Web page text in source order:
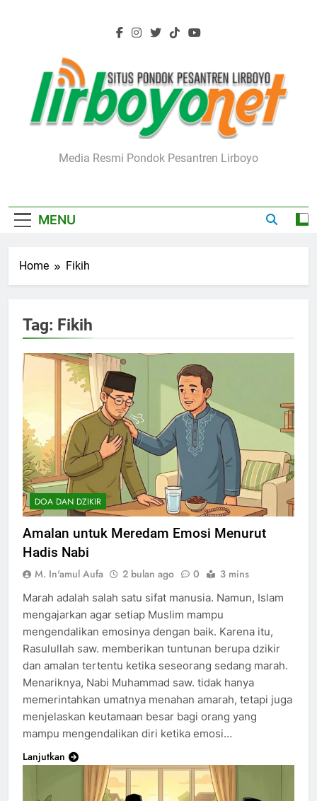
Lirboyo.net
Media Resmi Pondok Pesantren Lirboyo
MENU
Home Fikih
Tag: Fikih
DOA DAN DZIKIR
Amalan untuk Meredam Emosi Menurut
Hadis Nabi
M. In'amul Aufa 2 bulan ago 0 3 mins
Marah adalah salah satu sifat manusia. Namun, Islam
mengajarkan agar setiap Muslim mampu
mengendalikan emosinya dengan baik. Karena itu,
Rasulullah saw. memberikan tuntunan berupa dzikir
dan amalan tertentu ketika seseorang sedang marah.
Menariknya, Nabi Muhammad saw. tidak hanya
memerintahkan umatnya menahan amarah, tetapi juga
menjelaskan keutamaan besar bagi orang yang
mampu mengendalikan diri ketika emosi…
Lanjutkan